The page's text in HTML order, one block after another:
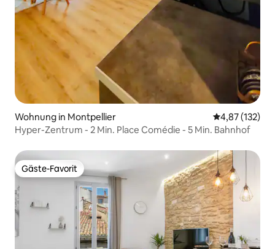
Wohnung in Montpellier
4,87 (132)
Hyper-Zentrum - 2 Min. Place Comédie - 5 Min. Bahnhof
Gäste-Favorit
Gäste-Favorit